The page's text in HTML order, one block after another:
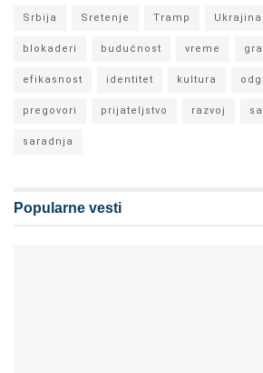
Srbija Sretenje Tramp Ukrajina
blokaderi budućnost vreme
efikasnost identitet kultura
pregovori prijateljstvo razvoj
saradnja
Popularne vesti